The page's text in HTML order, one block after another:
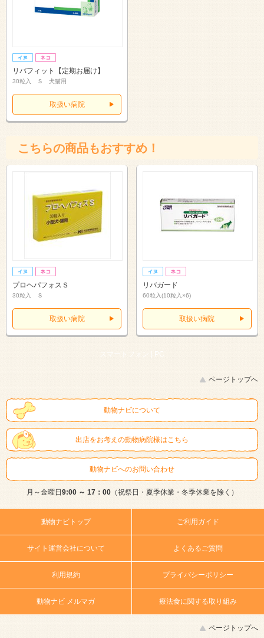
リバフィット【定期お届け】
30粒入 Ｓ 犬猫用
取扱い病院
こちらの商品もおすすめ！
プロヘパフォスＳ
30粒入 Ｓ
取扱い病院
リバガード
60粒入(10粒入×6)
取扱い病院
スマートフォン | PC
ページトップへ
動物ナビについて
出店をお考えの動物病院様はこちら
動物ナビへのお問い合わせ
月～金曜日9:00 ～ 17：00（祝祭日・夏季休業・冬季休業を除く）
動物ナビトップ ご利用ガイド
サイト運営会社について よくあるご質問
利用規約 プライバシーポリシー
動物ナビ メルマガ 療法食に関する取り組み
ページトップへ